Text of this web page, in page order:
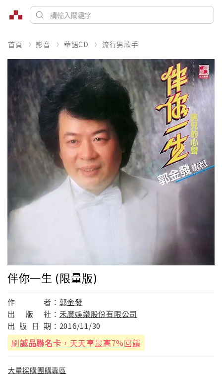
首頁 影音 華語CD 流行男歌手
伴你一生 (限量版)
作 者： 郭金發
出
版 社： 禾廣娛樂股份有限公司
出 版 日 期： 2016/11/30
刷誠品聯名卡 ，天天享最高7%回饋
大量採購團購專區